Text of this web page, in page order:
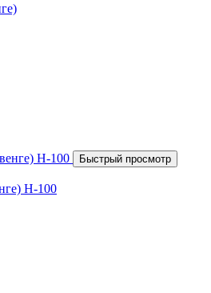
Быстрый просмотр
Н-100